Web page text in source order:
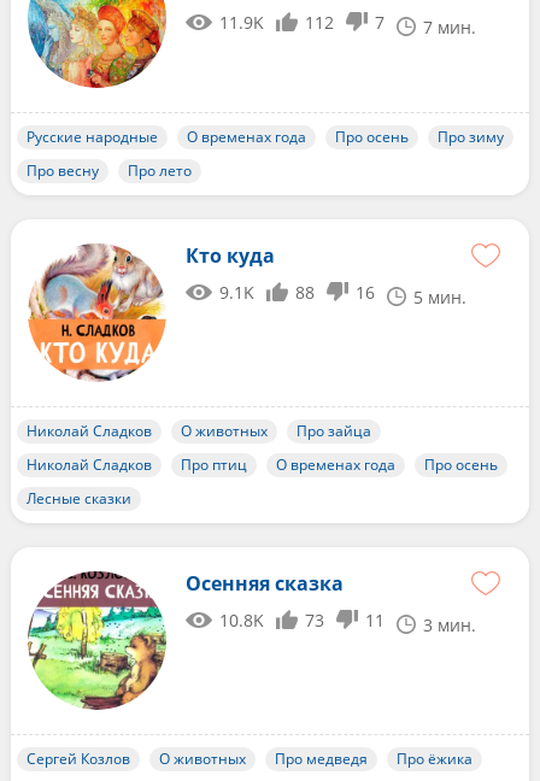
11.9K 112 7 7 мин.
Русские народные О временах года Про осень
Про зиму
Про весну
Про лето
Кто куда
9.1K 88 16 5 мин.
Николай Сладков О животных
Про зайца
Николай Сладков
Про птиц О временах года
Про осень
Лесные сказки
Осенняя сказка
10.8K 73 11 3 мин.
Сергей Козлов О животных Про медведя
Про ёжика